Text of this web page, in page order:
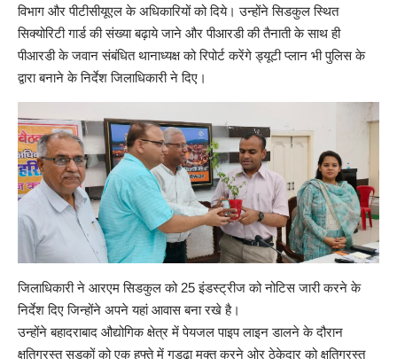
विभाग और पीटीसीयूएल के अधिकारियों को दिये। उन्होंने सिडकुल स्थित
सिक्योरिटी गार्ड की संख्या बढ़ाये जाने और पीआरडी की तैनाती के साथ ही
पीआरडी के जवान संबंधित थानाध्यक्ष को रिपोर्ट करेंगे ड्यूटी प्लान भी पुलिस के
द्वारा बनाने के निर्देश जिलाधिकारी ने दिए।
जिलाधिकारी ने आरएम सिडकुल को 25 इंडस्ट्रीज को नोटिस जारी करने के
निर्देश दिए जिन्होंने अपने यहां आवास बना रखे है।
उन्होंने बहादराबाद औद्योगिक क्षेत्र में पेयजल पाइप लाइन डालने के दौरान
क्षतिग्रस्त सड़कों को एक हफ्ते में गड्ढा मुक्त करने ओर ठेकेदार को क्षतिग्रस्त